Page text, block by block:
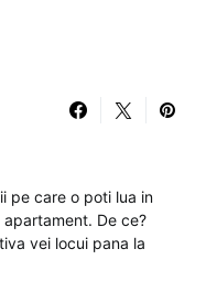
pe care o poti lua in
De ce?
vei locui pana la